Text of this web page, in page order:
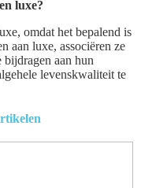
luxe?
omdat het bepalend is
aan luxe, associëren ze
aan hun
levenskwaliteit te